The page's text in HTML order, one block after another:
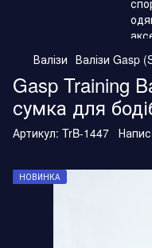
Валізи Валізи Gasp
Gasp Training
сумка для
Артикул: TrB-1447
НОВИНКА